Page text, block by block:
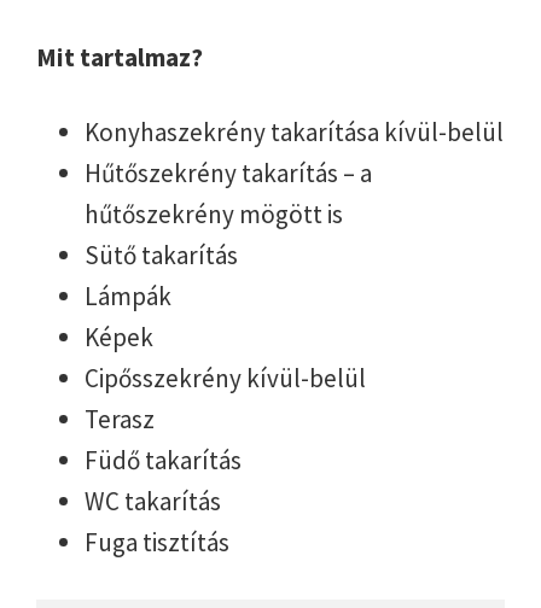
Mit tartalmaz?
Konyhaszekrény takarítása kívül-belül
Hűtőszekrény takarítás – a
hűtőszekrény mögött is
Sütő takarítás
Lámpák
Képek
Cipősszekrény kívül-belül
Terasz
Füdő takarítás
WC takarítás
Fuga tisztítás